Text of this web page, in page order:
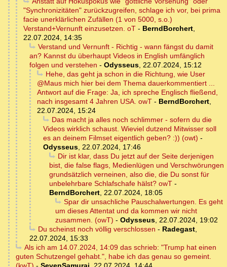
"Synchronizitäten" zurückzugreifen, schlage ich vor, bei prima
facie unerklärlichen Zufällen (1 von 5000, s.o.)
Verstand+Vernunft einzusetzen. oT - BerndBorchert,
22.07.2024, 14:35
Verstand und Vernunft - Richtig - wann fängst du damit
an? Kannst du überhaupt Videos in English umfänglich
folgen und verstehen - Odysseus, 22.07.2024, 15:12
Hehe, das geht ja schon in die Richtung, wie User
@Maus mich hier bei dem Thema dauerkommentiert ...
Antwort auf die Frage: Ja, ich spreche Englisch fließend,
nach insgesamt 4 Jahren USA. owT - BerndBorchert,
22.07.2024, 15:24
Das macht ja alles noch schlimmer - sofern du die
Videos wirklich schaust. Wieviel dutzend Mitwisser soll
es an deinem Filmset eigentlich geben? :)) (owt) -
Odysseus, 22.07.2024, 17:46
Dir ist klar, dass Du jetzt auf der Seite derjenigen
bist, die false flags, Medienlügen und Verschwörungen
grundsätzlich verneinen, also die, die Du sonst für
unbelehrbare Schlafschafe hälst? owT -
BerndBorchert, 22.07.2024, 18:05
Spar dir unsachliche Pauschalwertungen. Es geht
um dieses Attentat und da kommen wir nicht
zusammen. (owT) - Odysseus, 22.07.2024, 19:02
Du scheinst noch völlig verschlossen - Radegast,
22.07.2024, 15:33
Als ich am 14.07.2024, 14:09 das schrieb: "Trump hat einen
guten Schutzengel gehabt.", habe ich das genau so gemeint.